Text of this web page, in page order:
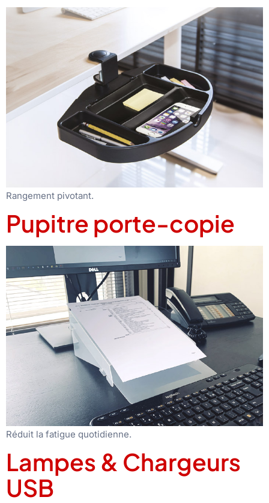
Rangement pivotant.
Pupitre porte-copie
Réduit la fatigue quotidienne.
Lampes & Chargeurs
USB